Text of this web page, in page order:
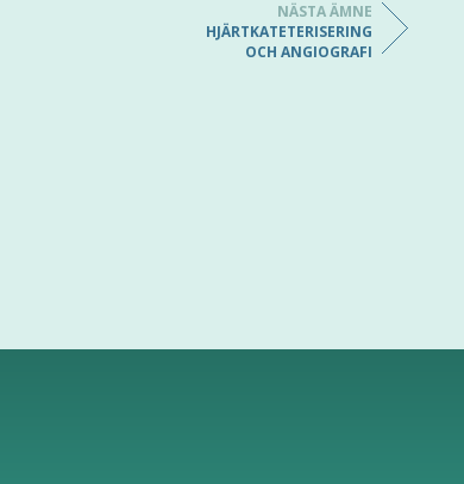
NÄSTA ÄMNE
HJÄRTKATETERISERING
OCH ANGIOGRAFI